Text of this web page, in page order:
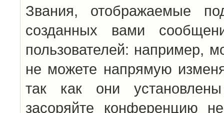
Звания, отображаемые
созданных вами
пользователей: например,
не можете напрямую
так как они
засоряйте конференцию